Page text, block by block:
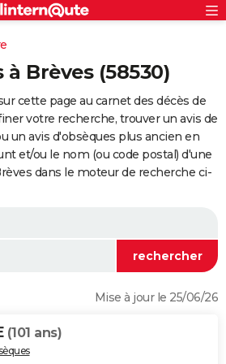
à Brèves (58530)
cette page au carnet des décès de
votre recherche, trouver un avis de
un avis d'obsèques plus ancien en
et/ou le nom (ou code postal) d'une
dans le moteur de recherche ci-
Mise à jour le 25/06/26
(101 ans)